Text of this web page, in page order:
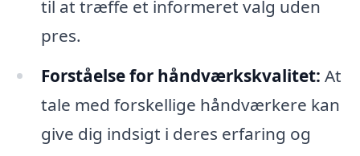
til at træffe et informeret valg uden
pres.
Forståelse for håndværkskvalitet: At
tale med forskellige håndværkere kan
give dig indsigt i deres erfaring og